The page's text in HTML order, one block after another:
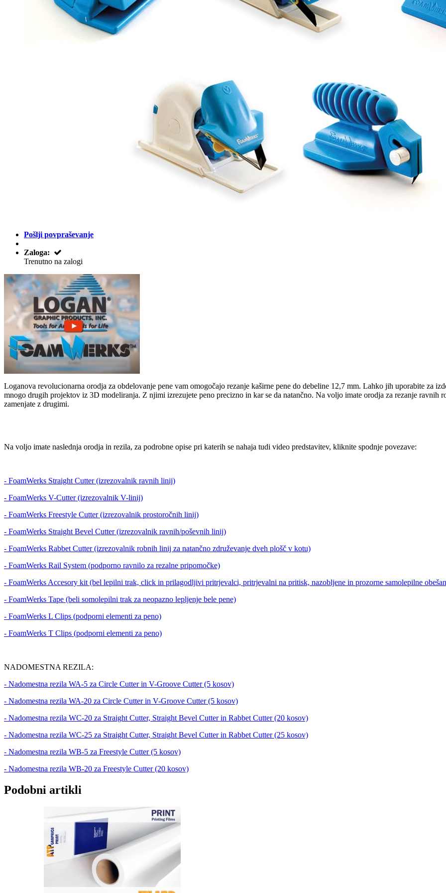
Pošlji povpraševanje
Zaloga:
Trenutno na zalogi
Loganova revolucionarna orodja za obdelovanje pene vam omogočajo rezanje kaširne pene do debeline 12,7 mm. Lahko jih uporabite za
mnogo drugih projektov iz 3D modeliranja. Z njimi izrezujete peno precizno in kar se da natančno. Na voljo imate orodja za rezanje
zamenjate z drugimi.
Na voljo imate naslednja orodja in rezila, za podrobne opise pri katerih se nahaja tudi video predstavitev, kliknite spodnje povezave:
- FoamWerks Straight Cutter (izrezovalnik ravnih linij)
- FoamWerks V-Cutter (izrezovalnik V-linij)
- FoamWerks Freestyle Cutter (izrezovalnik prostoročnih linij)
- FoamWerks Straight Bevel Cutter (izrezovalnik ravnih/poševnih linij)
- FoamWerks Rabbet Cutter (izrezovalnik robnih linij za natančno združevanje dveh plošč v kotu)
- FoamWerks Rail System (podporno ravnilo za rezalne pripomočke)
- FoamWerks Accesory kit (bel lepilni trak, click in prilagodljivi pritrjevalci, pritrjevalni na pritisk, nazobljene in prozorne samolepilne
- FoamWerks Tape (beli somolepilni trak za neopazno lepljenje bele pene)
- FoamWerks L Clips (podporni elementi za peno)
- FoamWerks T Clips (podporni elementi za peno)
NADOMESTNA REZILA:
- Nadomestna rezila WA-5 za Circle Cutter in V-Groove Cutter (5 kosov)
- Nadomestna rezila WA-20 za Circle Cutter in V-Groove Cutter (5 kosov)
- Nadomestna rezila WC-20 za Straight Cutter, Straight Bevel Cutter in Rabbet Cutter (20 kosov)
- Nadomestna rezila WC-25 za Straight Cutter, Straight Bevel Cutter in Rabbet Cutter (25 kosov)
- Nadomestna rezila WB-5 za Freestyle Cutter (5 kosov)
- Nadomestna rezila WB-20 za Freestyle Cutter (20 kosov)
Podobni artikli